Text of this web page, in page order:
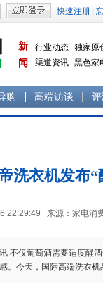
新
闻
行业动态 独家原
渠道资讯 黑色家
购 高端访谈 评
洗衣机发布
22:29:49 来源：家电消
仅葡萄酒需要适度醒酒
。今天，国际高端洗衣